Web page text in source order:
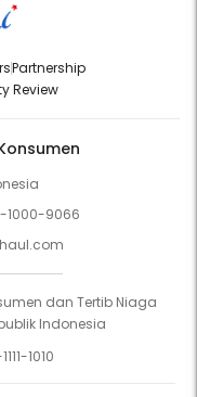
Partnership
Review
1000-9066
dan Tertib Niaga
Indonesia
1010